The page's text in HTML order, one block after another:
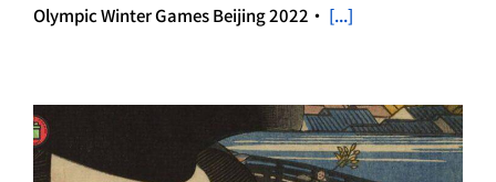
Olympic Winter Games Beijing 2022・ [...]